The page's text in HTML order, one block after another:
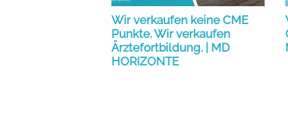
Wir verkaufen keine CME
Punkte. Wir verkaufen
Ärztefortbildung. | MD
HORIZONTE